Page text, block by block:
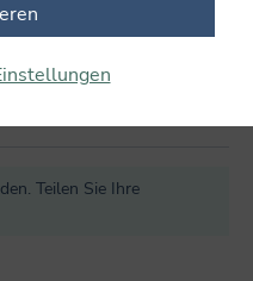
Teilen Sie Ihre